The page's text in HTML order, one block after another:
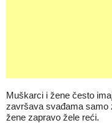
Muškarci i žene često
završava svađama samo
žene zapravo žele reći.